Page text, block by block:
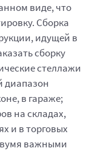
виде, что
Сборка
идущей в
сборку
стеллажи
диапазон
в гараже;
на складах,
и в торговых
важными